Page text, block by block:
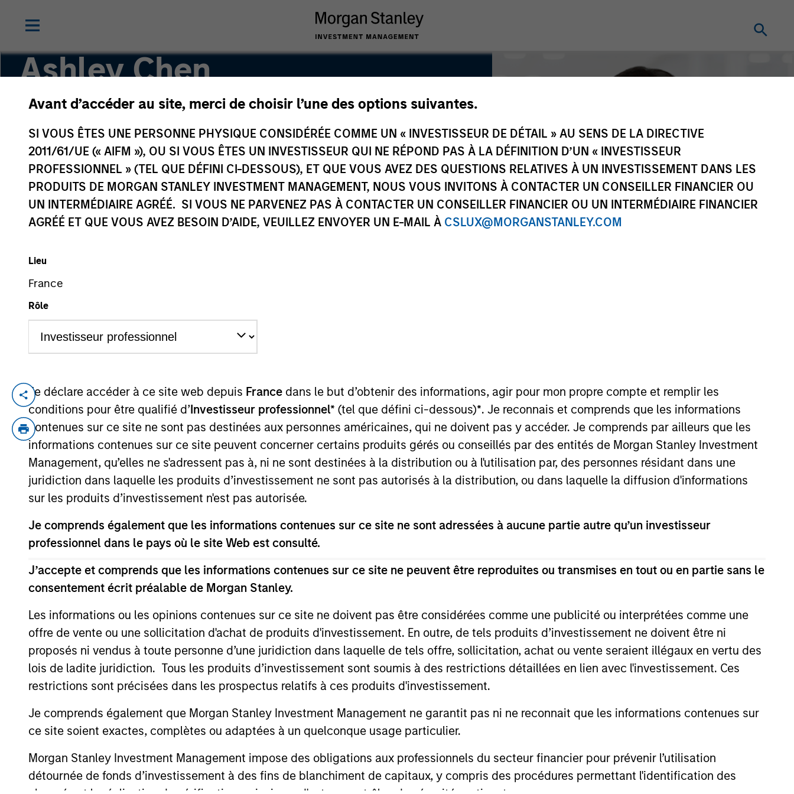
Avant d’accéder au site, merci de choisir l’une des options suivantes.
SI VOUS ÊTES UNE PERSONNE PHYSIQUE CONSIDÉRÉE COMME UN « INVESTISSEUR DE DÉTAIL » AU SENS DE LA DIRECTIVE
2011/61/UE (« AIFM »), OU SI VOUS ÊTES UN INVESTISSEUR QUI NE RÉPOND PAS À LA DÉFINITION D’UN « INVESTISSEUR
PROFESSIONNEL » (TEL QUE DÉFINI CI-DESSOUS), ET QUE VOUS AVEZ DES QUESTIONS RELATIVES À UN INVESTISSEMENT DANS LES
PRODUITS DE MORGAN STANLEY INVESTMENT MANAGEMENT, NOUS VOUS INVITONS À CONTACTER UN CONSEILLER FINANCIER OU
UN INTERMÉDIAIRE AGRÉÉ. SI VOUS NE PARVENEZ PAS À CONTACTER UN CONSEILLER FINANCIER OU UN INTERMÉDIAIRE FINANCIER
AGRÉÉ ET QUE VOUS AVEZ BESOIN D’AIDE, VEUILLEZ ENVOYER UN E-MAIL À CSLUX@MORGANSTANLEY.COM
Lieu
France
Rôle
Je déclare accéder à ce site web depuis France dans le but d’obtenir des informations, agir pour mon propre compte et remplir les
conditions pour être qualifié d’Investisseur professionnel* (tel que défini ci-dessous)*. Je reconnais et comprends que les informations
contenues sur ce site ne sont pas destinées aux personnes américaines, qui ne doivent pas y accéder. Je comprends par ailleurs que les
informations contenues sur ce site peuvent concerner certains produits gérés ou conseillés par des entités de Morgan Stanley Investment
Management, qu’elles ne s'adressent pas à, ni ne sont destinées à la distribution ou à l'utilisation par, des personnes résidant dans une
juridiction dans laquelle les produits d’investissement ne sont pas autorisés à la distribution, ou dans laquelle la diffusion d'informations
sur les produits d’investissement n'est pas autorisée.
Je comprends également que les informations contenues sur ce site ne sont adressées à aucune partie autre qu’un investisseur
professionnel dans le pays où le site Web est consulté.
J’accepte et comprends que les informations contenues sur ce site ne peuvent être reproduites ou transmises en tout ou en partie sans le
consentement écrit préalable de Morgan Stanley.
Les informations ou les opinions contenues sur ce site ne doivent pas être considérées comme une publicité ou interprétées comme une
offre de vente ou une sollicitation d'achat de produits d'investissement. En outre, de tels produits d’investissement ne doivent être ni
proposés ni vendus à toute personne d’une juridiction dans laquelle de tels offre, sollicitation, achat ou vente seraient illégaux en vertu des
lois de ladite juridiction. Tous les produits d’investissement sont soumis à des restrictions détaillées en lien avec l'investissement. Ces
restrictions sont précisées dans les prospectus relatifs à ces produits d'investissement.
Je comprends également que Morgan Stanley Investment Management ne garantit pas ni ne reconnait que les informations contenues sur
ce site soient exactes, complètes ou adaptées à un quelconque usage particulier.
Morgan Stanley Investment Management impose des obligations aux professionnels du secteur financier pour prévenir l’utilisation
détournée de fonds d’investissement à des fins de blanchiment de capitaux, y compris des procédures permettant l'identification des
Ashley Chen
Executive Director
YEARS OF INDUSTRY EXPERIENCE
10 Years
Ashley is Chief Operating Officer and a portfolio specialist on the Emerging Markets Equity team. She joined Morgan Stanley in
2016 and has 8 years of investment experience. Previously, she was a summer analyst with the Merchant Banking & Real Estate
Investing Capital Markets team within Morgan Stanley Investment Management. Prior to joining the firm, she was a Global
Relationship Management summer analyst at State Street. Ashley received a B.A., cum laude, in economics from Harvard
University. She holds her Series 7 and 63 registrations.
May not represent all Team Members.
The information on this page is for informational purposes only. The information contained herein does not constitute and should not be construed as an
purchase or sale would be unlawful under the securities, insurance or other laws of such jurisdiction.
All investing involves risks, including a loss of principal.
Please refer to the strategy detail page for important information on the strategy, including additional risk considerations.
Morgan Stanley
Morgan Stanley Careers